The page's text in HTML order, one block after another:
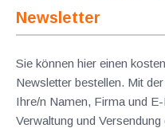
Newsletter
Sie können hier einen
Newsletter bestellen. Mit
Ihre/n Namen, Firma und
Verwaltung und